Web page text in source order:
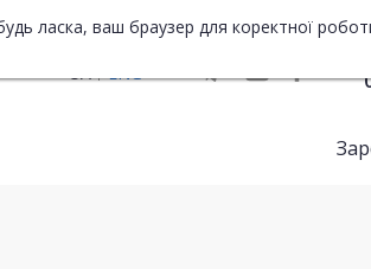
ласка, ваш браузер для коректної
UA ENG